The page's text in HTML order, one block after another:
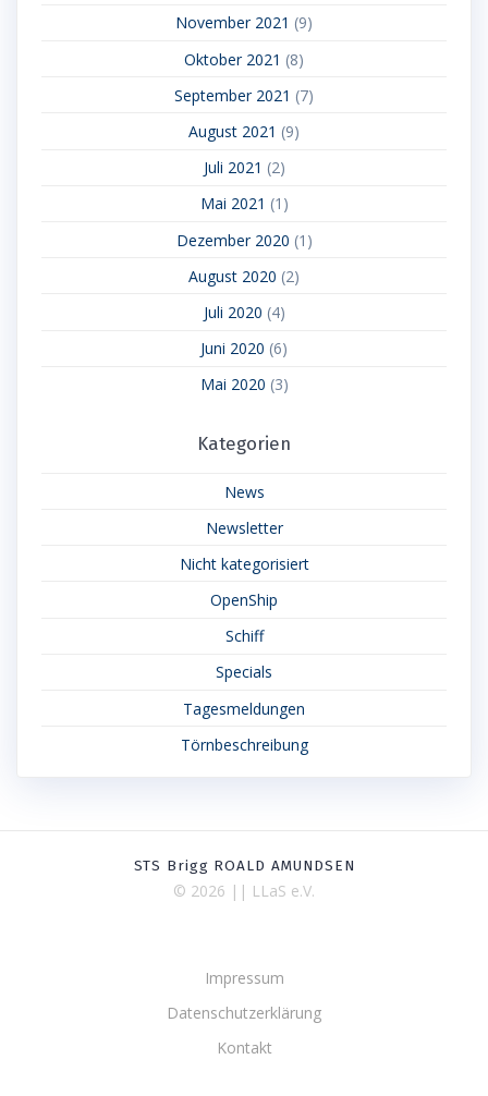
November 2021 (9)
Oktober 2021 (8)
September 2021 (7)
August 2021 (9)
Juli 2021 (2)
Mai 2021 (1)
Dezember 2020 (1)
August 2020 (2)
Juli 2020 (4)
Juni 2020 (6)
Mai 2020 (3)
Kategorien
News
Newsletter
Nicht kategorisiert
OpenShip
Schiff
Specials
Tagesmeldungen
Törnbeschreibung
STS Brigg ROALD AMUNDSEN
© 2026 || LLaS e.V.
Impressum
Datenschutzerklärung
Kontakt